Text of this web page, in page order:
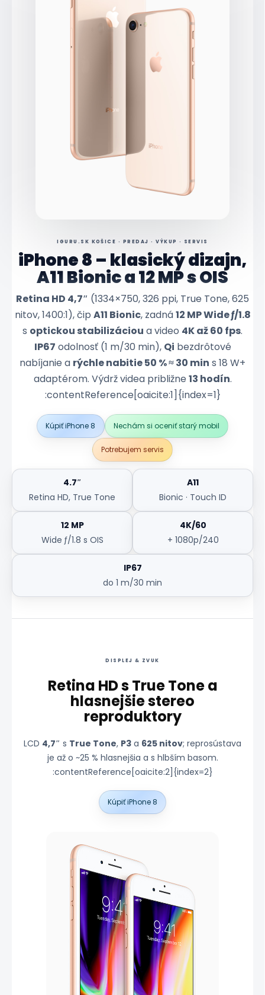
IGURU.SK KOŠICE · PREDAJ · VÝKUP · SERVIS
iPhone 8 – klasický dizajn,
A11 Bionic a 12 MP s OIS
Retina HD 4,7″ (1334×750, 326 ppi, True Tone, 625
nitov, 1400:1), čip A11 Bionic, zadná12 MP Wide ƒ/1.8
s optickou stabilizáciou a video 4K až 60 fps.
IP67 odolnosť (1 m/30 min), Qi bezdrôtové
nabíjanie a rýchle nabitie 50 % ≈ 30 min s 18 W+
adaptérom. Výdrž videa približne 13 hodín.
:contentReference[oaicite:1]{index=1}
Kúpiť iPhone 8 Nechám si oceniť starý mobil
Potrebujem servis
4.7″
Retina HD, True Tone
A11
Bionic · Touch ID
12 MP
Wide ƒ/1.8 s OIS
4K/60
+ 1080p/240
IP67
do 1 m/30 min
DISPLEJ & ZVUK
Retina HD s True Tone a
hlasnejšie stereo
reproduktory
LCD 4,7″ s True Tone, P3 a 625 nitov; reprosústava
je až o ~25 % hlasnejšia a s hlbším basom.
:contentReference[oaicite:2]{index=2}
Kúpiť iPhone 8